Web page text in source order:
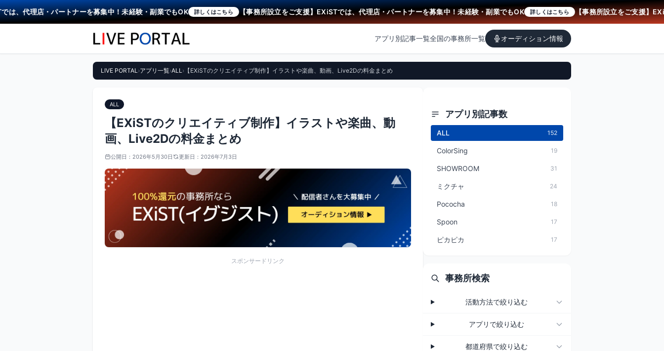
代理店・パートナーを募集中！未経験・副業でもOK 詳しくはこちら 【事務所設立をご支援】EXiSTでは、代理店・パートナーを募集中！未経験・副業でもOK 詳しくはこちら 【事務所設立をご支援】EXiST
アプリ別記事一覧全国の事務所一覧 オーディション情報
LIVE PORTAL›アプリ一覧›ALL› 【EXiSTのクリエイティブ制作】イラストや楽曲、動画、Live2Dの料金まとめ
ALL
【EXiSTのクリエイティブ制作】イラストや楽曲、動
画、Live2Dの料金まとめ
公開日： 2026年5月30日 更新日： 2026年7月3日
スポンサードリンク
アプリ別記事数
ALL 152
ColorSing 19
SHOWROOM 31
ミクチャ 24
Pococha 18
Spoon 17
ピカピカ 17
事務所検索
活動方法で絞り込む
アプリで絞り込む
都道府県で絞り込む